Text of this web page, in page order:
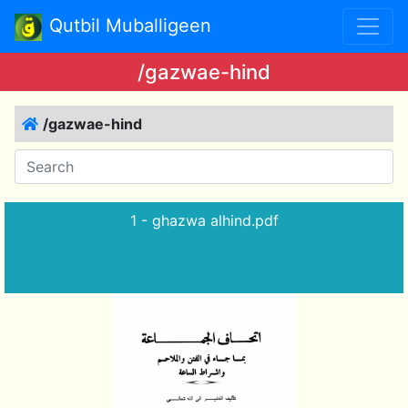
Qutbil Muballigeen
/gazwae-hind
/gazwae-hind
1 - ghazwa alhind.pdf